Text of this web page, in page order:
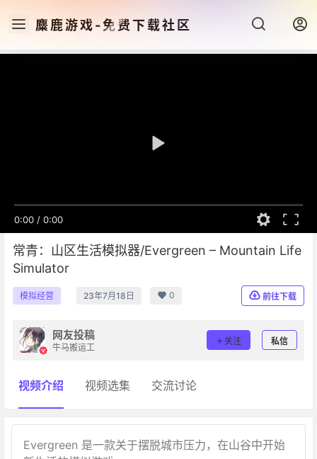
麋鹿游戏-免费下载社区
0:00 / 0:00
常青：山区生活模拟器/Evergreen – Mountain Life
Simulator
模拟经营 23年7月18日 0 前往下载
网友投稿
牛马搬运工
关注 私信
视频介绍 视频选集 交流讨论
Evergreen 是一款关于摆脱城市压力，在山谷中开始